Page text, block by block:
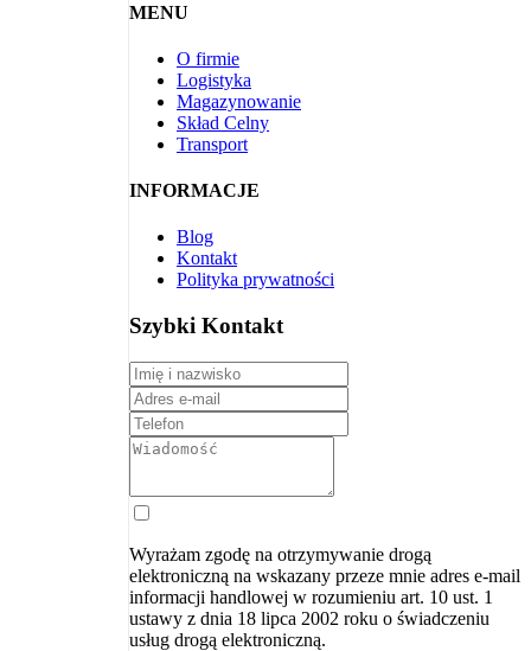
MENU
O firmie
Logistyka
Magazynowanie
Skład Celny
Transport
INFORMACJE
Blog
Kontakt
Polityka prywatności
Szybki Kontakt
Wyrażam zgodę na otrzymywanie drogą
elektroniczną na wskazany przeze mnie adres e-mail
informacji handlowej w rozumieniu art. 10 ust. 1
ustawy z dnia 18 lipca 2002 roku o świadczeniu
usług drogą elektroniczną.